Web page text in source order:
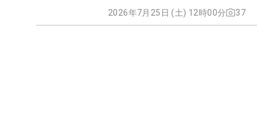
2026年7月25日 (土) 12時00分 37